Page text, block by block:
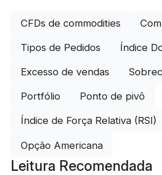
CFDs de commodities
Tipos de Pedidos Índice
Excesso de vendas
Portfólio Ponto de pivô
Índice de Força Relativa (RSI)
Opção Americana
Leitura Recomendada